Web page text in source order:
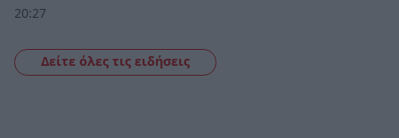
20:27
Δείτε όλες τις ειδήσεις